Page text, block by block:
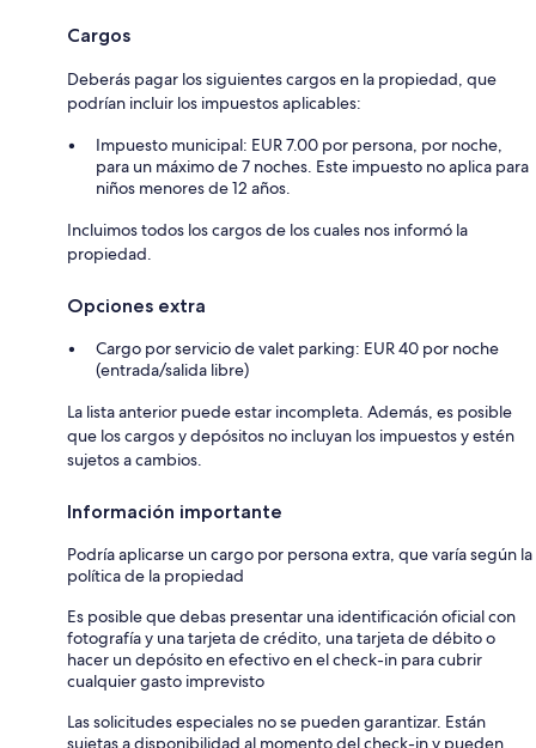
Cargos
Deberás pagar los siguientes cargos en la propiedad, que
podrían incluir los impuestos aplicables:
Impuesto municipal: EUR 7.00 por persona, por noche,
para un máximo de 7 noches. Este impuesto no aplica para
niños menores de 12 años.
Incluimos todos los cargos de los cuales nos informó la
propiedad.
Opciones extra
Cargo por servicio de valet parking: EUR 40 por noche
(entrada/salida libre)
La lista anterior puede estar incompleta. Además, es posible
que los cargos y depósitos no incluyan los impuestos y estén
sujetos a cambios.
Información importante
Podría aplicarse un cargo por persona extra, que varía según la
política de la propiedad
Es posible que debas presentar una identificación oficial con
fotografía y una tarjeta de crédito, una tarjeta de débito o
hacer un depósito en efectivo en el check-in para cubrir
cualquier gasto imprevisto
Las solicitudes especiales no se pueden garantizar. Están
sujetas a disponibilidad al momento del check-in y pueden